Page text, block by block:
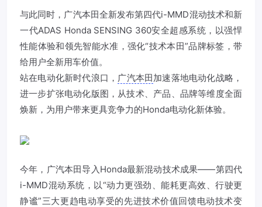
与此同时， 广汽本田全新发布第四代i-MMD混动技术和新
一代ADAS Honda SENSING 360安全超感系统，以强悍
性能体验和领先智能水准，强化“技术本田”品牌标签，带
给用户全新用车价值。
站在电动化新时代浪口， 广汽本田加速落地电动化战略，
进一步扩张电动化版图，从技术、产品、品牌等维度全面
焕新，为用户带来更具竞争力的Honda电动化新体验。
今年，广汽本田导入Honda最新混动技术成果——第四代
i-MMD混动系统，以“动力更强劲、能耗更高效、行驶更
静谧”三大更趋电动享受的先进技术价值回馈电动技术变